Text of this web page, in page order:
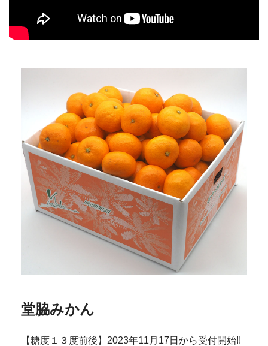
堂脇みかん
【糖度１３度前後】2023年11月17日から受付開始!!